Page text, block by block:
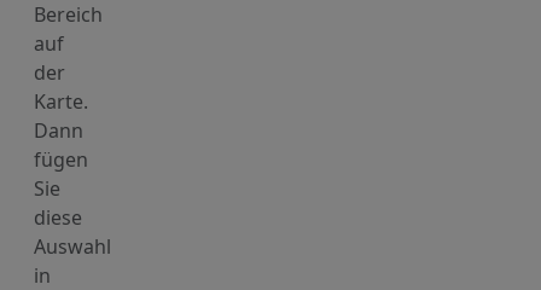
Bereich
auf
der
Karte.
Dann
fügen
Sie
diese
Auswahl
in